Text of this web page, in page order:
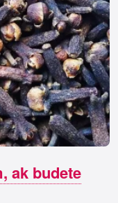
ak budete